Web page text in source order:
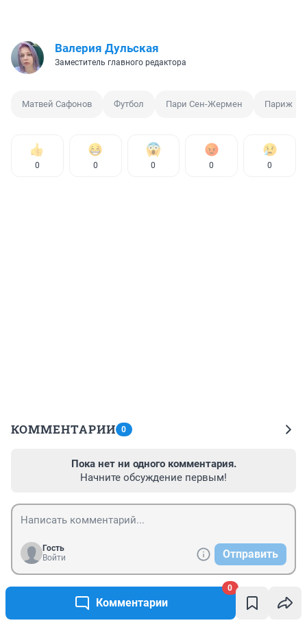
Комментарии
0
Валерия Дульская
Заместитель главного редактора
Матвей Сафонов Футбол Пари Сен-Жермен Париж
0 0 0 0 0
КОММЕНТАРИИ 0
Пока нет ни одного комментария.
Начните обсуждение первым!
Гость
Войти
Отправить